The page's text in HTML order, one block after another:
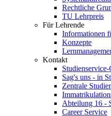
Rechtliche
TU Lehrpreis
Für Lehrende
Informationen
Konzepte
Kontakt
Studienservice-
Sag's uns - in
Zentrale
Abteilung 16 -
Career Service